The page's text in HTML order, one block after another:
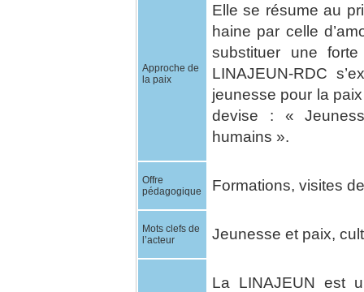
Approche de
la paix
Elle se résume au
haine par celle
substituer une
LINAJEUN-RDC
jeunesse pour la
devise : «
humains ».
Offre
pédagogique
Formations, visites
Mots clefs de
l’acteur
Jeunesse et paix,
La LINAJEUN est